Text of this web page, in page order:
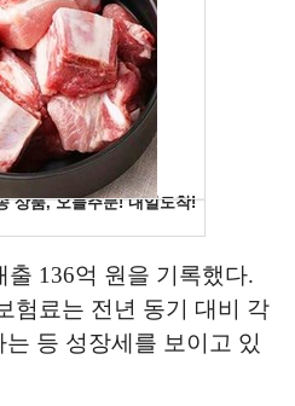
136억 원을 기록했다.
험료는 전년 동기 대비 각
등 성장세를 보이고 있